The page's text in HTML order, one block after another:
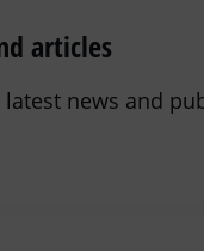
articles
news and